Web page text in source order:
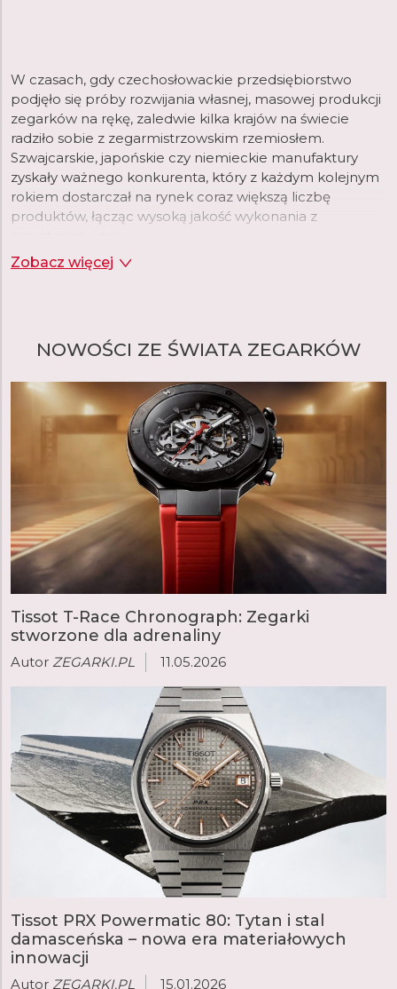
W czasach, gdy czechosłowackie przedsiębiorstwo
podjęło się próby rozwijania własnej, masowej produkcji
zegarków na rękę, zaledwie kilka krajów na świecie
radziło sobie z zegarmistrzowskim rzemiosłem.
Szwajcarskie, japońskie czy niemieckie manufaktury
zyskały ważnego konkurenta, który z każdym kolejnym
rokiem dostarczał na rynek coraz większą liczbę
produktów, łącząc wysoką jakość wykonania z
Do lat 90. ubiegłego wieku, produkowane przez Prim
zagranicznych marek trwał do 2008 roku, kiedy to
hodinarska, która stała się jedną z największych i
najważniejszych manufaktur zegarmistrzowskich w
Europie.
Zobacz więcej
NOWOŚCI ZE ŚWIATA ZEGARKÓW
Tissot T-Race Chronograph: Zegarki
stworzone dla adrenaliny
Autor ZEGARKI.PL 11.05.2026
Tissot PRX Powermatic 80: Tytan i stal
damasceńska – nowa era materiałowych
innowacji
Autor ZEGARKI.PL 15.01.2026